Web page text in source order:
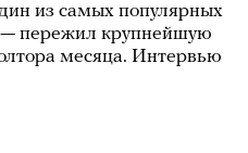
из самых популярных
— пережил крупнейшую
месяца. Интервью